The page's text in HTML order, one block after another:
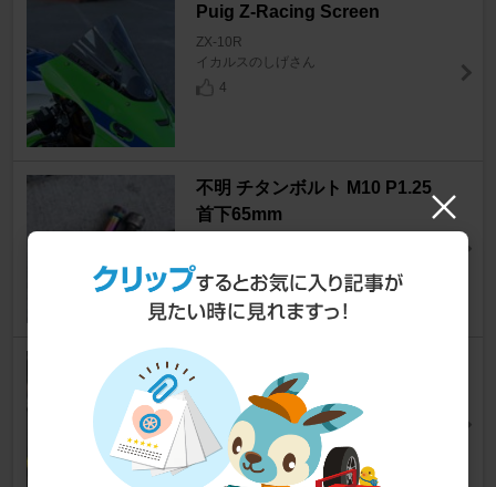
Puig Z-Racing Screen
ZX-10R
イカルスのしげさん
4
不明 チタンボルト M10 P1.25
首下65mm
もりた(ぬーぶ)さん
0
brembo ラジアルマスター
ZX-10R
なぎさパパ..8さん
2